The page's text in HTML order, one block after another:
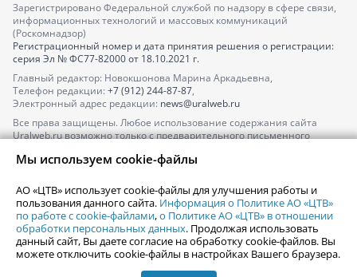
Зарегистрировано Федеральной службой по надзору в сфере связи,
информационных технологий и массовых коммуникаций
(Роскомнадзор)
Регистрационный номер и дата принятия решения о регистрации:
серия Эл № ФС77-82000от 18.10.2021 г.
Главный редактор: Новокшонова Марина Аркадьевна,
Телефон редакции: +7 (912) 244-87-87,
Электронный адрес редакции: news@uralweb.ru
Все права защищены. Любое использование содержания сайта
Uralweb.ru возможно только с предварительного письменного
По вопросам размещения рекламы обращайтесь по тел.
По вопросам размещения информации в разделе «Афиша»
afisha@uralweb.ru
Пользовательское соглашение на использование сайта
Политика АО «ЦТВ» в отношении обработки персональных данных
Мы используем cookie-файлы
АО «ЦТВ» использует cookie-файлы для улучшения работы и
пользования данного сайта. Информация о Политике АО «ЦТВ»
по работе с cookie-файлами,о Политике АО «ЦТВ» в отношении
обработки персональных данных. Продолжая использовать
данный сайт, Вы даете согласие на обработку cookie-файлов. Вы
можете отключить cookie-файлы в настройках Вашего браузера.